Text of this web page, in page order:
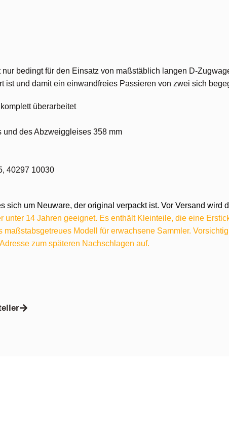
bedingt für den Einsatz von maßstäblich langen D-
ist und damit ein einwandfreies Passieren von zwei sich
überarbeitet
des Abzweiggleises 358 mm
40297 10030
sich um Neuware, der original verpackt ist. Vor Versand
unter 14 Jahren geeignet. Es enthält Kleinteile, die eine
maßstabsgetreues Modell für erwachsene Sammler.
zum späteren Nachschlagen auf.